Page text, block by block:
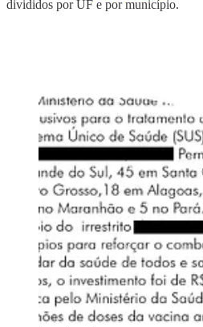
divididos por UF e por município.